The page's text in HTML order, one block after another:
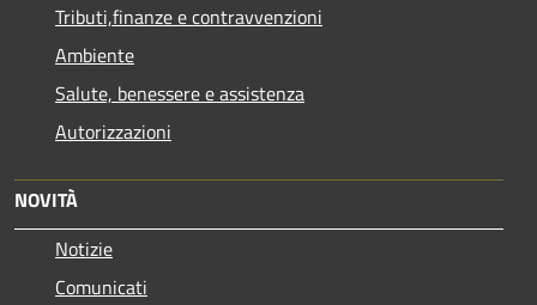
Tributi,finanze e contravvenzioni
Ambiente
Salute, benessere e assistenza
Autorizzazioni
NOVITÀ
Notizie
Comunicati